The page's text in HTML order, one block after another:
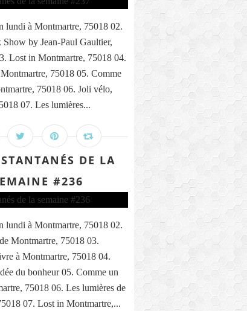
lundi à Montmartre, 75018 02.
Show by Jean-Paul Gaultier,
Lost in Montmartre, 75018 04.
75018 05. Comme
75018 06. Joli vélo,
07. Les lumières...
DE LA
#236
lundi à Montmartre, 75018 02.
Montmartre, 75018 03.
à Montmartre, 75018 04.
du bonheur 05. Comme un
75018 06. Les lumières de
07. Lost in Montmartre,...